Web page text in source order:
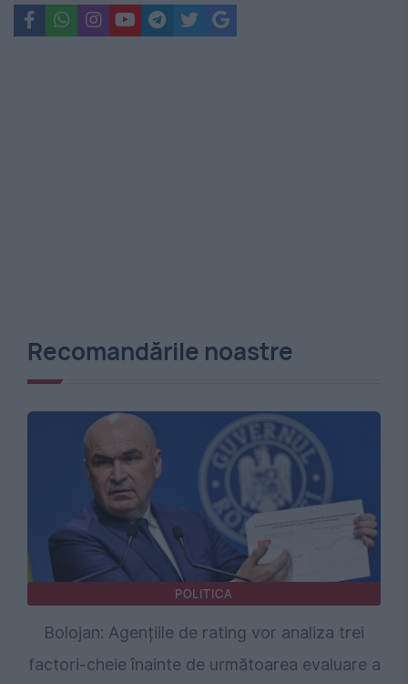
Recomandările noastre
POLITICA
Bolojan: Agențiile de rating vor analiza trei
factori-cheie înainte de următoarea evaluare a